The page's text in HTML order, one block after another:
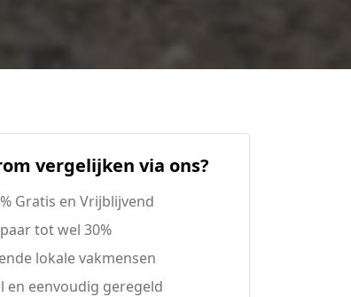
vergelijken via ons?
Gratis en Vrijblijvend
tot wel 30%
lokale vakmensen
en eenvoudig geregeld